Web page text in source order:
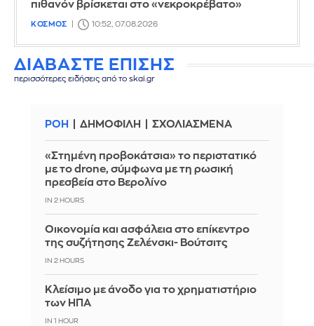
πιθανόν βρίσκεται στο «νεκροκρέβατο»
ΚΟΣΜΟΣ 10:52, 07.08.2026
ΔΙΑΒΑΣΤΕ ΕΠΙΣΗΣ
περισσότερες ειδήσεις από το skai.gr
ΡΟΗ ΔΗΜΟΦΙΛΗ ΣΧΟΛΙΑΣΜΕΝΑ
«Στημένη προβοκάτσια» το περιστατικό
με το drone, σύμφωνα με τη ρωσική
πρεσβεία στο Βερολίνο
IN 2 HOURS
Οικονομία και ασφάλεια στο επίκεντρο
της συζήτησης Ζελένσκι- Βούτσιτς
IN 2 HOURS
Κλείσιμο με άνοδο για το χρηματιστήριο
των ΗΠΑ
IN 1 HOUR